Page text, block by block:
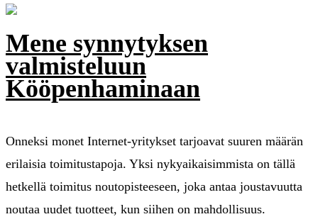
Mene synnytyksen
valmisteluun
Kööpenhaminaan
Onneksi monet Internet-yritykset tarjoavat suuren määrän
erilaisia toimitustapoja. Yksi nykyaikaisimmista on tällä
hetkellä toimitus noutopisteeseen, joka antaa joustavuutta
noutaa uudet tuotteet, kun siihen on mahdollisuus.